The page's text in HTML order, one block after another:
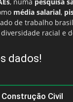
, numa pesquisa
média salarial,
de trabalho
racial e
dados!
Construção Civil